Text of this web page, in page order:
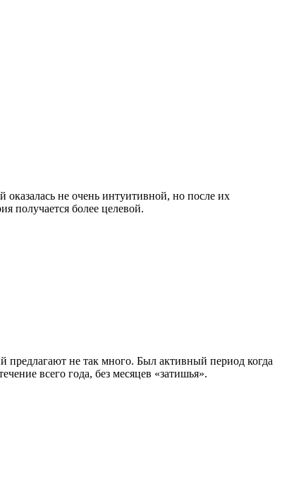
оказалась не очень интуитивной, но после их
получается более целевой.
предлагают не так много. Был активный период когда
всего года, без месяцев «затишья».